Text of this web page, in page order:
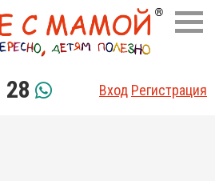
28 Вход Регистрация